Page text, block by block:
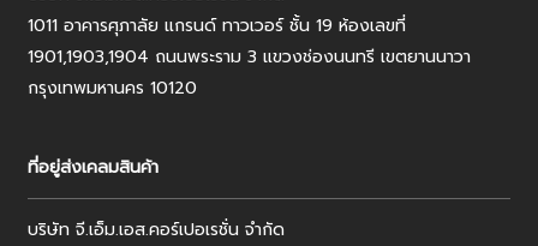
1011 อาคารศุภาลัย แกรนด์ ทาวเวอร์ ชั้น 19 ห้องเลขที่
1901,1903,1904 ถนนพระราม 3 แขวงช่องนนทรี เขตยานนาวา
กรุงเทพมหานคร 10120
ที่อยู่ส่งเคลมสินค้า
บริษัท จี.เอ็ม.เอส.คอร์เปอเรชั่น จำกัด